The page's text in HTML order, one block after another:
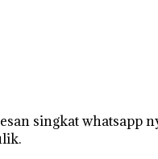
singkat whatsapp